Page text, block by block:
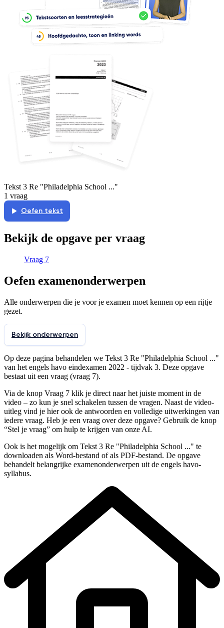
Tekst 3 Re "Philadelphia School ..."
1 vraag
Oefen tekst
Bekijk de opgave per vraag
Vraag 7
Oefen examenonderwerpen
Alle onderwerpen die je voor je examen moet kennen op een rijtje
gezet.
Bekijk onderwerpen
Op deze pagina behandelen we Tekst 3 Re "Philadelphia School ..."
van het engels havo eindexamen 2022 - tijdvak 3. Deze opgave
bestaat uit een vraag (vraag 7).
Via de knop Vraag 7 klik je direct naar het juiste moment in de
video – zo kun je snel schakelen tussen de vragen. Naast de video-
uitleg vind je hier ook de antwoorden en volledige uitwerkingen van
iedere vraag. Heb je een vraag over deze opgave? Gebruik de knop
“Stel je vraag” om hulp te krijgen van onze AI.
Ook is het mogelijk om Tekst 3 Re "Philadelphia School ..." te
downloaden als Word-bestand of als PDF-bestand. De opgave
behandelt belangrijke examenonderwerpen uit de engels havo-
syllabus.